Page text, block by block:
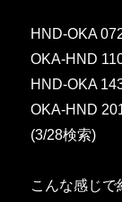
HND-OKA
OKA-HND
HND-OKA
OKA-HND
(3/28検索)
こんな感じ